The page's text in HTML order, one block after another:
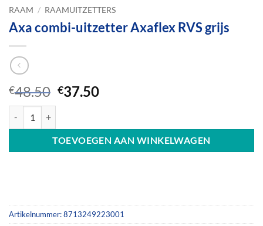
RAAM / RAAMUITZETTERS
Axa combi-uitzetter Axaflex RVS grijs
€48.50 Oorspronkelijke
€48.50.
€37.50Huidige
€37.50.
TOEVOEGEN AAN WINKELWAGEN
Artikelnummer:8713249223001